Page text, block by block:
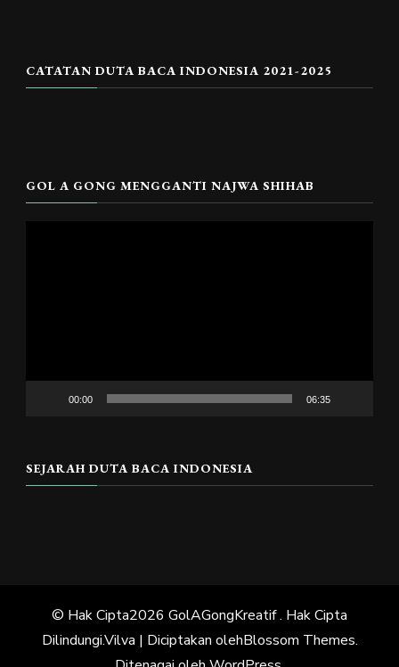
CATATAN DUTA BACA INDONESIA 2021-2025
GOL A GONG MENGGANTI NAJWA SHIHAB
00:00 06:35
SEJARAH DUTA BACA INDONESIA
© Hak Cipta2026 GolAGongKreatif. Hak Cipta
Dilindungi.Vilva | Diciptakan olehBlossom Themes.